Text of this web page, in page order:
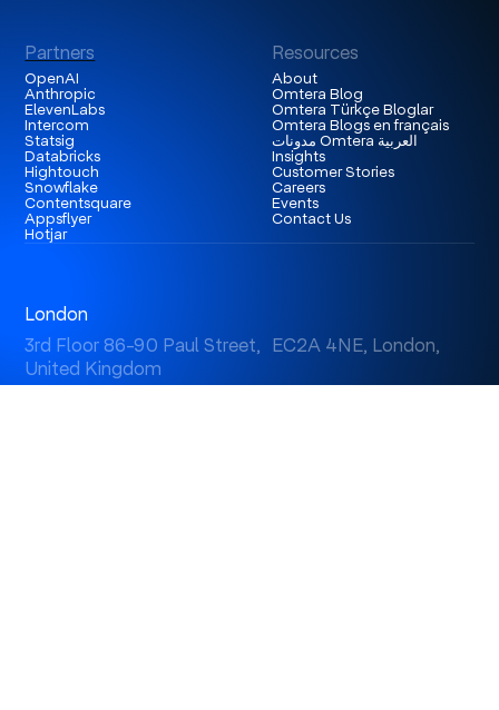
Partners
OpenAI
Anthropic
ElevenLabs
Intercom
Statsig
Databricks
Hightouch
Snowflake
Contentsquare
Appsflyer
Hotjar
Resources
About
Omtera Blog
Omtera Türkçe Bloglar
Omtera Blogs en français
مدونات Omtera العربية
Insights
Customer Stories
Careers
Events
Contact Us
London
3rd Floor 86-90 Paul Street, EC2A 4NE, London,
United Kingdom